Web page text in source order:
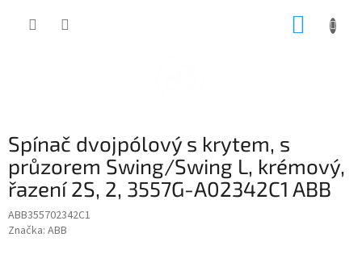
Spínač dvojpólový s krytem, s
průzorem Swing/Swing L, krémový,
řazení 2S, 2, 3557G-A02342C1 ABB
ABB355702342C1
Značka: ABB